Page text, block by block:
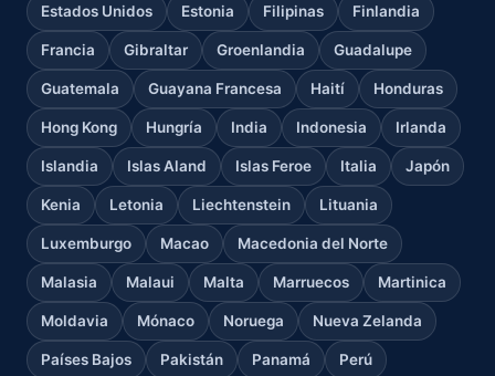
Estados Unidos Estonia Filipinas Finlandia
Francia Gibraltar Groenlandia Guadalupe
Guatemala Guayana Francesa Haití Honduras
Hong Kong Hungría India Indonesia Irlanda
Islandia Islas Aland Islas Feroe Italia Japón
Kenia Letonia Liechtenstein Lituania
Luxemburgo Macao Macedonia del Norte
Malasia Malaui Malta Marruecos Martinica
Moldavia Mónaco Noruega Nueva Zelanda
Países Bajos Pakistán Panamá Perú